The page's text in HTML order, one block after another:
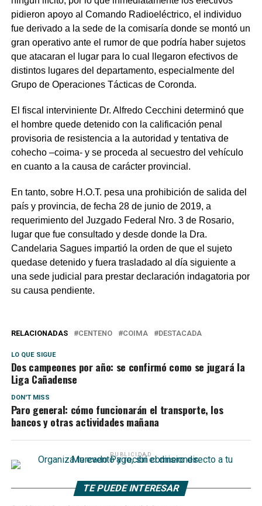
pidieron apoyo al Comando Radioeléctrico, el individuo
fue derivado a la sede de la comisaría donde se montó un
gran operativo ante el rumor de que podría haber sujetos
que atacaran el lugar para lo cual llegaron efectivos de
distintos lugares del departamento, especialmente del
Grupo de Operaciones Tácticas de Coronda.
El fiscal interviniente Dr. Alfredo Cecchini determinó que
el hombre quede detenido con la calificación penal
provisoria de resistencia a la autoridad y tentativa de
cohecho –coima- y se proceda al secuestro del vehículo
en cuanto a la causa de carácter provincial.
En tanto, sobre H.O.T. pesa una prohibición de salida del
país y provincia, de fecha 28 de junio de 2019, a
requerimiento del Juzgado Federal Nro. 3 de Rosario,
lugar que fue consultado y desde donde la Dra.
Candelaria Sagues impartió la orden de que el sujeto
quedase detenido y fuera trasladado al día siguiente a
una sede judicial para prestar declaración indagatoria por
su causa pendiente.
RELACIONADAS CENTENO COIMA DESTACADA
LO QUE SIGUE
Dos campeones por año: se confirmó como se jugará la
Liga Cañadense
DON'T MISS
Paro general: cómo funcionarán el transporte, los
bancos y otras actividades mañana
PUBLICIDAD
TE PUEDE INTERESAR